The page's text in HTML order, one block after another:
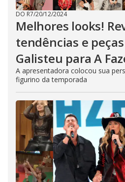
DO R7/20/12/2024
Melhores looks!
tendências e
Galisteu para A
A apresentadora colocou sua
figurino da temporada